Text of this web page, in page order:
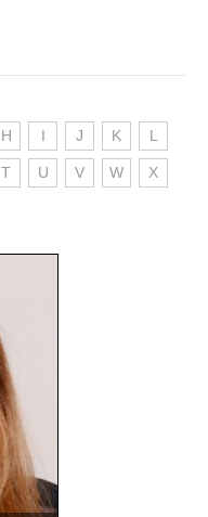
H I J K L
T U V W X